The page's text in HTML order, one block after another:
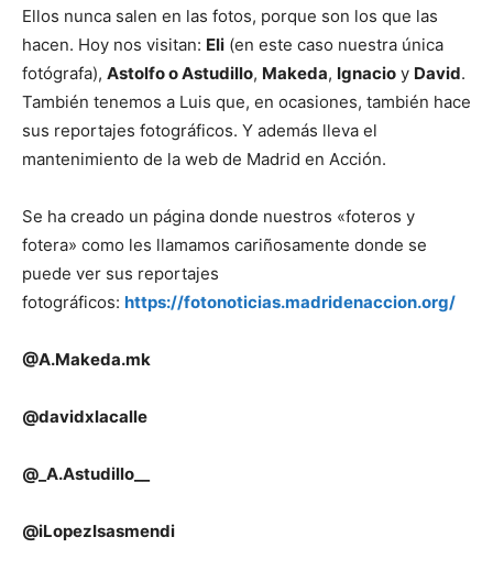
Ellos nunca salen en las fotos, porque son los que las
hacen. Hoy nos visitan: Eli (en este caso nuestra única
fotógrafa), Astolfo o Astudillo, Makeda, Ignacio y David.
También tenemos a Luis que, en ocasiones, también hace
sus reportajes fotográficos. Y además lleva el
mantenimiento de la web de Madrid en Acción.
Se ha creado un página donde nuestros «foteros y
fotera» como les llamamos cariñosamente donde se
puede ver sus reportajes
fotográficos: https://fotonoticias.madridenaccion.org/
@A.Makeda.mk
@davidxlacalle
@_A.Astudillo__
@iLopezIsasmendi